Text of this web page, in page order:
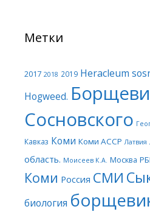
Метки
2017 2018 2019 Heracleum
Hogweed.
Сосновского
Кавказ Коми Коми АССР Латвия
область. Моисеев К.А. Москва
Коми Россия СМИ
биология